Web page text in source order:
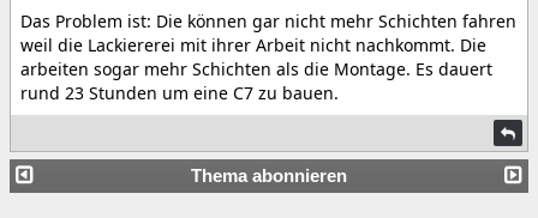
Das Problem ist: Die können gar nicht mehr Schichten fahren
weil die Lackiererei mit ihrer Arbeit nicht nachkommt. Die
arbeiten sogar mehr Schichten als die Montage. Es dauert
rund 23 Stunden um eine C7 zu bauen.
Thema abonnieren